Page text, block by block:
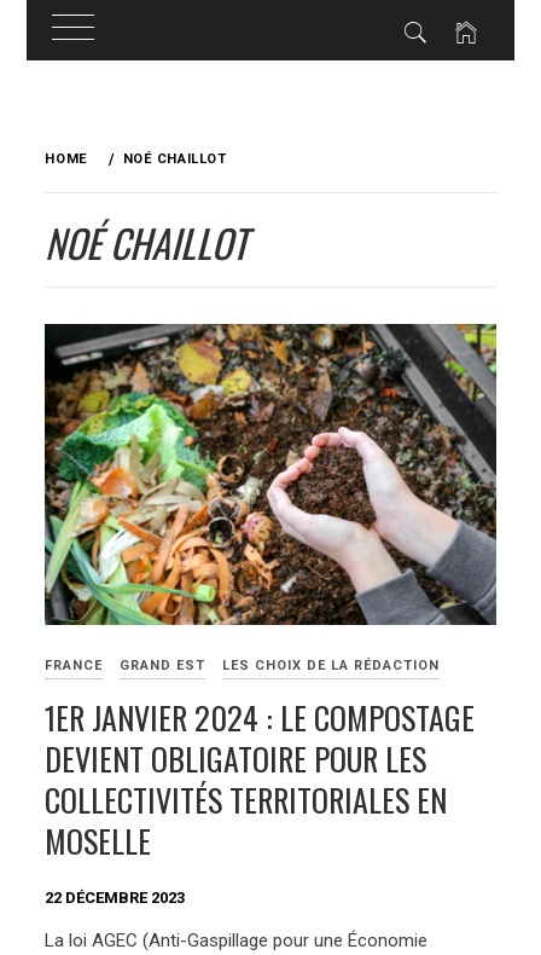
HOME NOÉ CHAILLOT
NOÉ CHAILLOT
FRANCE GRAND EST LES CHOIX DE LA RÉDACTION
1ER JANVIER 2024 : LE COMPOSTAGE
DEVIENT OBLIGATOIRE POUR LES
COLLECTIVITÉS TERRITORIALES EN
MOSELLE
22 DÉCEMBRE 2023
La loi AGEC (Anti-Gaspillage pour une Économie